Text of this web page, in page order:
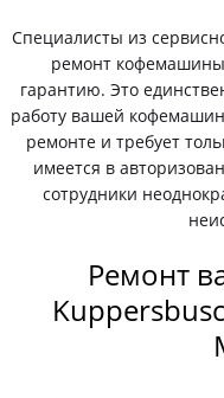
Специалисты из
ремонт
гарантию. Это
работу вашей
ремонте и требует
имеется в
сотрудники
Ремонт